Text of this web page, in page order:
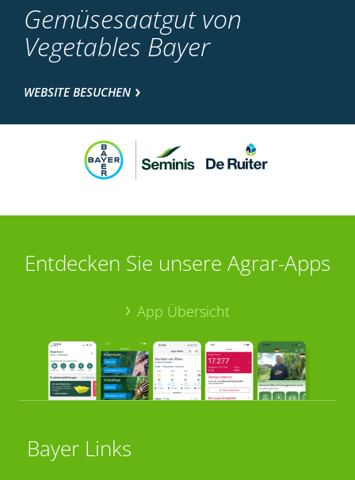
Gemüsesaatgut von
Vegetables Bayer
WEBSITE BESUCHEN
Entdecken Sie unsere Agrar-Apps
App Übersicht
Bayer Links